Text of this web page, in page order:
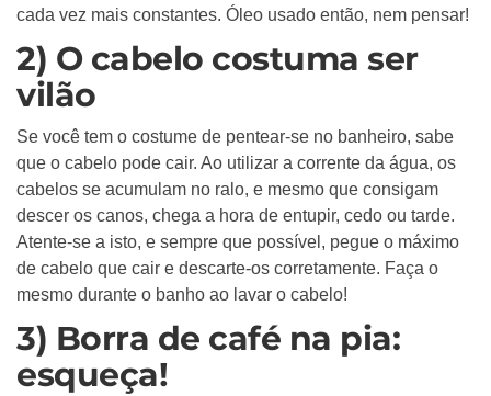
cada vez mais constantes. Óleo usado então, nem pensar!
2) O cabelo costuma ser
vilão
Se você tem o costume de pentear-se no banheiro, sabe
que o cabelo pode cair. Ao utilizar a corrente da água, os
cabelos se acumulam no ralo, e mesmo que consigam
descer os canos, chega a hora de entupir, cedo ou tarde.
Atente-se a isto, e sempre que possível, pegue o máximo
de cabelo que cair e descarte-os corretamente. Faça o
mesmo durante o banho ao lavar o cabelo!
3) Borra de café na pia:
esqueça!